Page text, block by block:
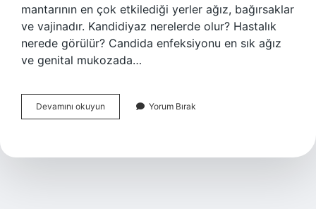
mantarının en çok etkilediği yerler ağız, bağırsaklar
ve vajinadır. Kandidiyaz nerelerde olur? Hastalık
nerede görülür? Candida enfeksiyonu en sık ağız
ve genital mukozada…
Devamını okuyun Kandidiazis
Nedir
Yorum Bırak